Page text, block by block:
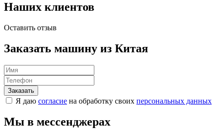
Наших клиентов
Оставить отзыв
Заказать машину из Китая
Я даю согласие на обработку своих персональных данных
Мы в мессенджерах